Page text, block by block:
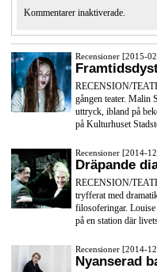
Kommentarer inaktiverade.
Recensioner [2015-
RECENSION/
gången teater. Malin
uttryck, ibland på
på Kulturhuset
Recensioner [2014-
Dräpande
RECENSION/
tryfferat med
filosoferingar. Louise
på en station där
Recensioner [2014-
Nyanserad